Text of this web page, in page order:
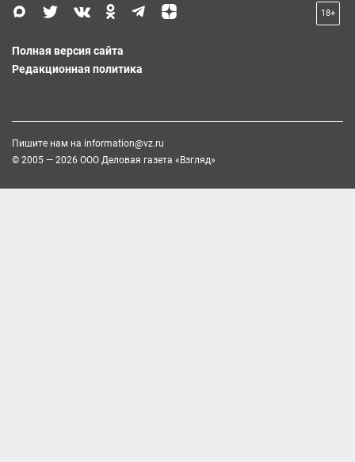
18+
Полная версия сайта
Редакционная политика
Пишите нам на information@vz.ru
© 2005 — 2026 ООО Деловая газета «Взгляд»